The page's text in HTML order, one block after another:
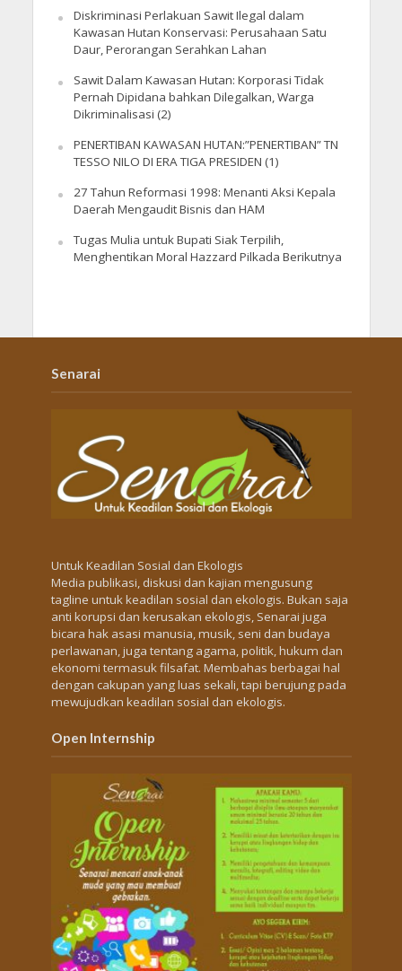
Diskriminasi Perlakuan Sawit Ilegal dalam
Kawasan Hutan Konservasi: Perusahaan Satu
Daur, Perorangan Serahkan Lahan
Sawit Dalam Kawasan Hutan: Korporasi Tidak
Pernah Dipidana bahkan Dilegalkan, Warga
Dikriminalisasi (2)
PENERTIBAN KAWASAN HUTAN:”PENERTIBAN” TN
TESSO NILO DI ERA TIGA PRESIDEN (1)
27 Tahun Reformasi 1998: Menanti Aksi Kepala
Daerah Mengaudit Bisnis dan HAM
Tugas Mulia untuk Bupati Siak Terpilih,
Menghentikan Moral Hazzard Pilkada Berikutnya
Senarai
Untuk Keadilan Sosial dan Ekologis
Media publikasi, diskusi dan kajian mengusung
tagline untuk keadilan sosial dan ekologis. Bukan saja
anti korupsi dan kerusakan ekologis, Senarai juga
bicara hak asasi manusia, musik, seni dan budaya
perlawanan, juga tentang agama, politik, hukum dan
ekonomi termasuk filsafat. Membahas berbagai hal
dengan cakupan yang luas sekali, tapi berujung pada
mewujudkan keadilan sosial dan ekologis.
Open Internship